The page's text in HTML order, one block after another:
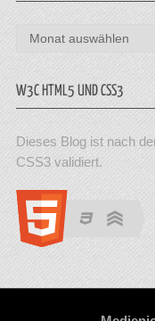
Archiv
W3C HTML5 UND CSS3
Dieses Blog ist nach
CSS3 validiert.